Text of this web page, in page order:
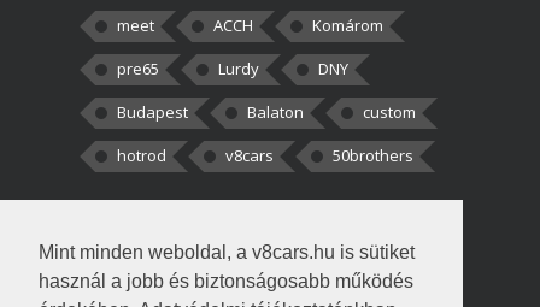
Mint minden weboldal, a v8cars.hu is sütiket
használ a jobb és biztonságosabb működés
meet ACCH
Komárom
pre65
Lurdy
DNY
Budapest
Balaton
custom
hotrod
v8cars 50brothers
kortisz:Elszúrtam! Én csak két
darabbaal számoltam. Nem tudtam, hogy fél autót,